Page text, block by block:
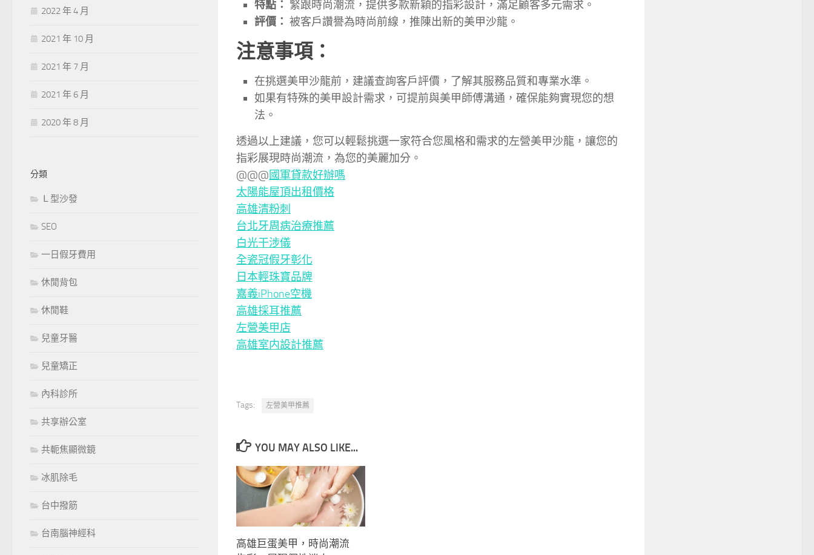
特點： 緊跟時尚潮流，提供多款新穎的指彩設計，滿足顧客多元需求。
評價： 被客戶讚譽為時尚前線，推陳出新的美甲沙龍。
注意事項：
在挑選美甲沙龍前，建議查詢客戶評價，了解其服務品質和專業水準。
如果有特殊的美甲設計需求，可提前與美甲師傅溝通，確保能夠實現您的想
法。
透過以上建議，您可以輕鬆挑選一家符合您風格和需求的左營美甲沙龍，讓您的
指彩展現時尚潮流，為您的美麗加分。
@@@國軍貸款好辦嗎
太陽能屋頂出租價格
高雄清粉刺
台北牙周病治療推薦
白光干涉儀
全瓷冠假牙彰化
日本輕珠寶品牌
嘉義iPhone空機
高雄採耳推薦
左營美甲店
高雄室内設計推薦
Tags: 左營美甲推薦
YOU MAY ALSO LIKE...
高雄巨蛋美甲，時尚潮流
2022 年 4 月
2021 年 10 月
2021 年 7 月
2021 年 6 月
2020 年 8 月
分類
Ｌ型沙發
SEO
一日假牙費用
休閒背包
休閒鞋
兒童牙醫
兒童矯正
內科診所
共享辦公室
共軛焦顯微鏡
冰肌除毛
台中撥筋
台南腦神經科